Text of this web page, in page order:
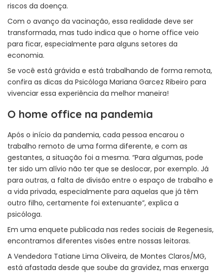
riscos da doença.
Com o avanço da vacinação, essa realidade deve ser
transformada, mas tudo indica que o home office veio
para ficar, especialmente para alguns setores da
economia.
Se você está grávida e está trabalhando de forma remota,
confira as dicas da Psicóloga Mariana Garcez Ribeiro para
vivenciar essa experiência da melhor maneira!
O home office na pandemia
Após o início da pandemia, cada pessoa encarou o
trabalho remoto de uma forma diferente, e com as
gestantes, a situação foi a mesma. “Para algumas, pode
ter sido um alívio não ter que se deslocar, por exemplo. Já
para outras, a falta de divisão entre o espaço de trabalho e
a vida privada, especialmente para aquelas que já têm
outro filho, certamente foi extenuante”, explica a
psicóloga.
Em uma enquete publicada nas redes sociais de Regenesis,
encontramos diferentes visões entre nossas leitoras.
A Vendedora Tatiane Lima Oliveira, de Montes Claros/MG,
está afastada desde que soube da gravidez, mas enxerga